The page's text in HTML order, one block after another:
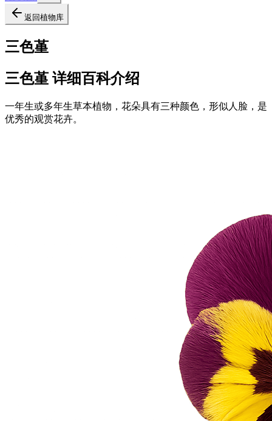
返回植物库
三色堇
三色堇 详细百科介绍
一年生或多年生草本植物，花朵具有三种颜色，形似人脸，是
优秀的观赏花卉。